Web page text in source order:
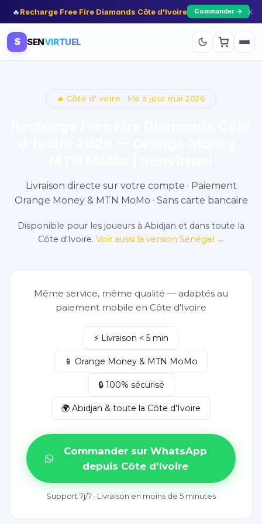
🔥Recharge Free Fire Diamonds Côte d'Ivoire Commander → ×
S SENVIRTUEL
🔥 Côte d'Ivoire · Mis à jour mai 2026
Livraison directe sur votre compte · Paiement
Orange Money & MTN MoMo · Sans carte bancaire
Disponible pour les joueurs à Abidjan et dans toute la
Côte d'Ivoire. Voir aussi la version Sénégal →
Même service, même qualité — adaptés au
paiement mobile en Côte d'Ivoire
⚡ Livraison < 5 min
📱 Orange Money & MTN MoMo
🔒 100% sécurisé
🌍 Abidjan & toute la Côte d'Ivoire
Commander sur WhatsApp
depuis Côte d'Ivoire
Support 7j/7 · Livraison en moins de 5 minutes